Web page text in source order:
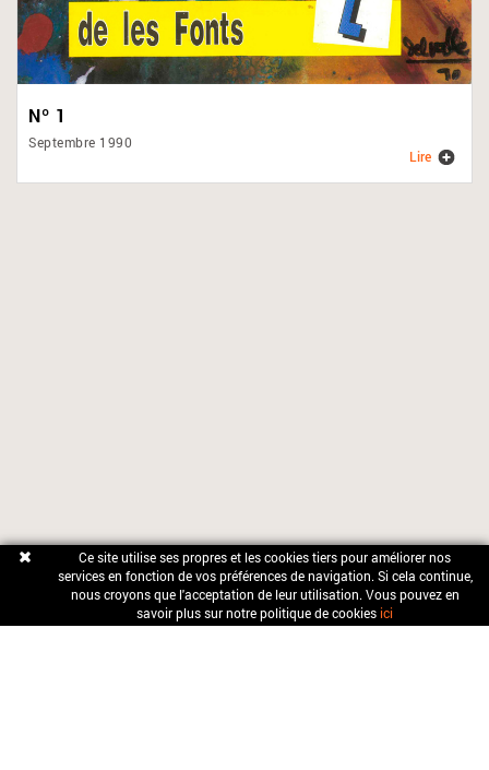
Nº 1
Septembre 1990
Lire
Ce site utiliseses propreset les cookies tierspour améliorer nos
services en fonction de vos préférences de navigation. Si cela continue,
nous croyons que l'acceptation de leur utilisation. Vous pouvez en
savoir plus surnotre politiquede cookies ici